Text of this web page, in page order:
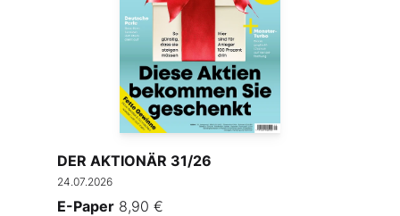
DER AKTIONÄR 31/26
24.07.2026
E-Paper 8,90 €